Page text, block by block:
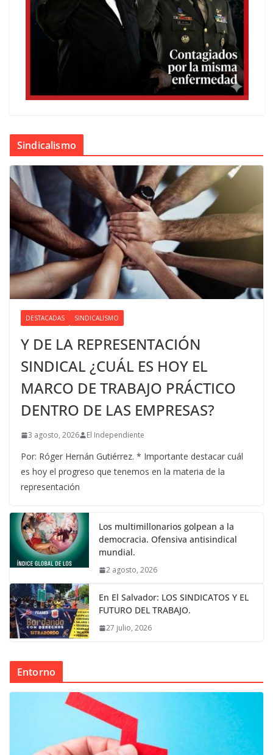
Sindicalismo
DESTACADAS SINDICALISMO
Y DE LA REPRESENTACIÓN
SINDICAL ¿CUÁL ES HOY EL
MARCO DE TRABAJO PRÁCTICO
DENTRO DE LAS EMPRESAS?
3 agosto, 2026 El Independiente
Por: Róger Hernán Gutiérrez. * Importante destacar cuál
es hoy el progreso que tenemos en la materia de la
representación
Los multimillonarios golpean a la
democracia. Ofensiva antisindical
mundial.
2 agosto, 2026
En El Salvador: LOS SINDICATOS Y EL
FUTURO DEL TRABAJO.
27 julio, 2026
Entorno